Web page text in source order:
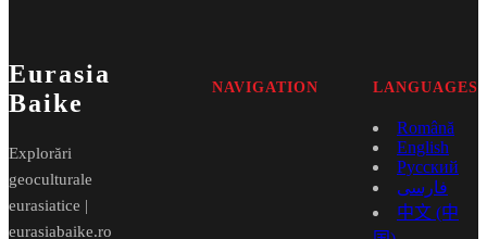
Eurasia
Baike
Explorări
geoculturale
eurasiatice |
eurasiabaike.ro
NAVIGATION LANGUAGES
Română
English
Русский
فارسی
中文 (中